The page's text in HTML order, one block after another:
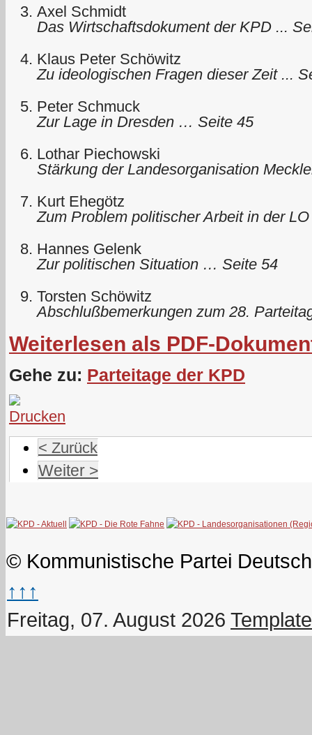
Axel Schmidt
Das Wirtschaftsdokument der KPD ...
Klaus Peter Schöwitz
Zu ideologischen Fragen dieser Zeit ...
Peter Schmuck
Zur Lage in Dresden … Seite 45
Lothar Piechowski
Stärkung der Landesorganisation
Kurt Ehegötz
Zum Problem politischer Arbeit in der
Hannes Gelenk
Zur politischen Situation … Seite 54
Torsten Schöwitz
Abschlußbemerkungen zum 28.
Weiterlesen als PDF-
Gehe zu: Parteitage der KPD
< Zurück
Weiter >
© Kommunistische Partei
↑↑↑
Freitag, 07. August 2026